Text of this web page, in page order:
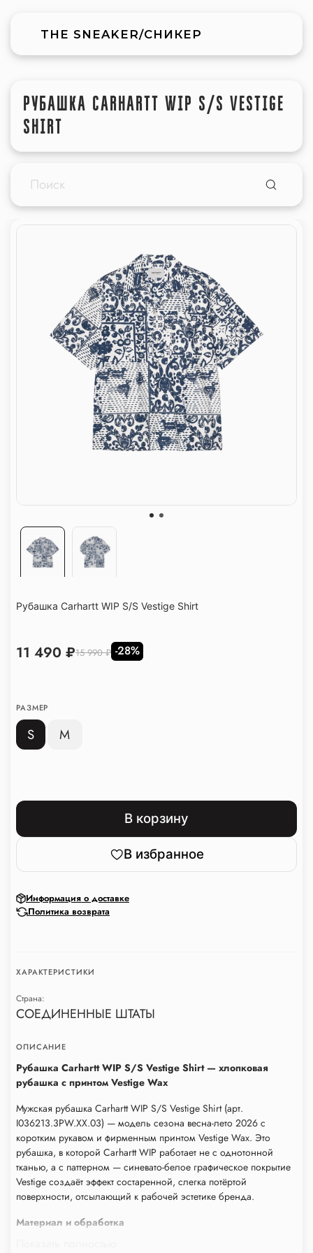
THE SNEAKER/СНИКЕР
РУБАШКА CARHARTT WIP S/S VESTIGE
SHIRT
Рубашка Carhartt WIP S/S Vestige Shirt
РАЗМЕР
S M
11 490 ₽15 990 ₽ -28%
В корзину
В избранное
Информация о доставке
Политика возврата
ХАРАКТЕРИСТИКИ
Страна:
СОЕДИНЕННЫЕ ШТАТЫ
ОПИСАНИЕ
Рубашка Carhartt WIP S/S Vestige Shirt — хлопковая
рубашка с принтом Vestige Wax
Мужская рубашка Carhartt WIP S/S Vestige Shirt (арт.
I036213.3PW.XX.03) — модель сезона весна-лето 2026 с
коротким рукавом и фирменным принтом Vestige Wax. Это
рубашка, в которой Carhartt WIP работает не с однотонной
тканью, а с паттерном — синевато-белое графическое покрытие
Vestige создаёт эффект состаренной, слегка потёртой
поверхности, отсылающий к рабочей эстетике бренда.
Материал и обработка